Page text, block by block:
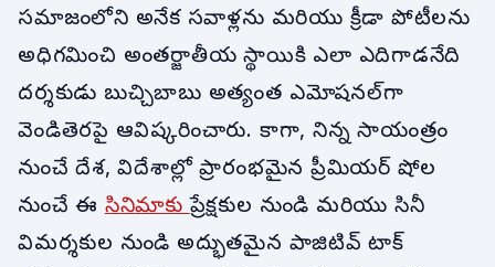
సమాజంలోని అనేక సవాళ్లను మరియు క్రీడా పోటీలను
అధిగమించి అంతర్జాతీయ స్థాయికి ఎలా ఎదిగాడనేది
దర్శకుడు బుచ్చిబాబు అత్యంత ఎమోషనల్‌గా
వెండితెరపై ఆవిష్కరించారు. కాగా, నిన్న సాయంత్రం
నుంచే దేశ, విదేశాల్లో ప్రారంభమైన ప్రీమియర్ షోల
నుంచే ఈసినిమాకుప్రేక్షకుల నుండి మరియు సినీ
విమర్శకుల నుండి అద్భుతమైన పాజిటివ్ టాక్